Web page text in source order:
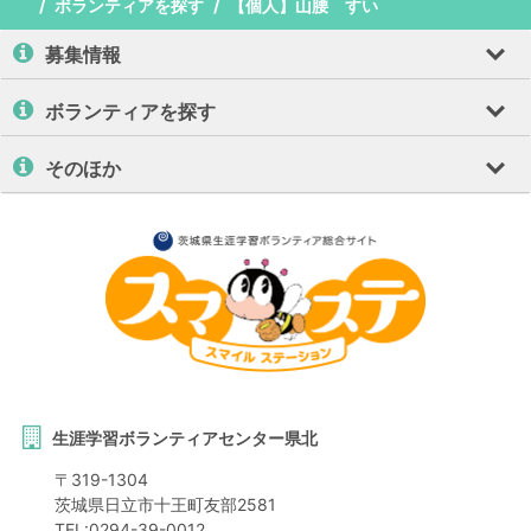
ボランティアを探す 【個人】山腰 すい
募集情報
ボランティアを探す
そのほか
生涯学習ボランティアセンター県北
〒 319-1304
茨城県日立市十王町友部2581